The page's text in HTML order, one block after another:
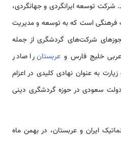
توسعه ایرانگردی و جهانگردی،
فرهنگی است که به توسعه و مدیریت
شرکت‌های گردشگری از جمله
خلیج فارس وعربستانرا صادر
به عنوان نهادی کلیدی در اعزام
سعودی در حوزه گردشگری دینی
ایران و عربستان، در بهمن ماه